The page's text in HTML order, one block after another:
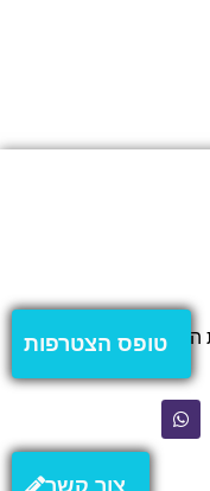
טופס הצטרפות
החברתיות